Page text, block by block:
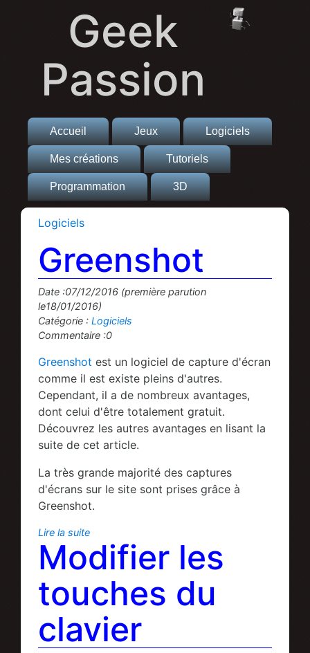
Geek
Passion
Accueil Jeux Logiciels
Mes créations Tutoriels
Programmation 3D
Logiciels
Greenshot
Date :07/12/2016 (première parution
le18/01/2016)
Catégorie : Logiciels
Commentaire :0
Greenshot est un logiciel de capture d'écran
comme il est existe pleins d'autres.
Cependant, il a de nombreux avantages,
dont celui d'être totalement gratuit.
Découvrez les autres avantages en lisant la
suite de cet article.
La très grande majorité des captures
d'écrans sur le site sont prises grâce à
Greenshot.
Lire la suite
Modifier les
touches du
clavier